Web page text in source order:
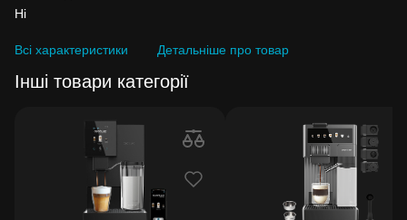
Ні
Всі характеристики Детальніше про товар
Інші товари категорії